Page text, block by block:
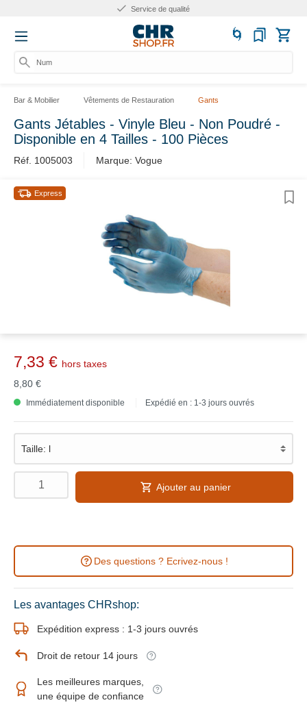
Service de qualité
Numér
Bar & Mobilier Vêtements de Restauration Gants
Gants Jétables - Vinyle Bleu - Non Poudré -
Disponible en 4 Tailles - 100 Pièces
Réf. 1005003 Marque: Vogue
Express
7,33 € hors taxes
8,80 €
Immédiatement disponible Expédié en : 1-3 jours ouvrés
Ajouter au panier
Des questions ? Ecrivez-nous !
Les avantages CHRshop:
Expédition express : 1-3 jours ouvrés
Droit de retour 14 jours
Les meilleures marques,
une équipe de confiance